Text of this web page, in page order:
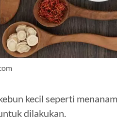
kecil seperti
dilakukan.